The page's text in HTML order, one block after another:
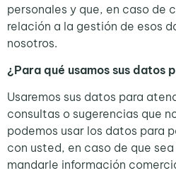
personales y que, en caso de
relación a la gestión de esos
nosotros.
¿Para qué usamos sus datos
Usaremos sus datos para
consultas o sugerencias que
podemos usar los datos para
con usted, en caso de que
mandarle información